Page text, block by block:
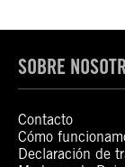
SOBRE
Contacto
Cómo
Declaración de